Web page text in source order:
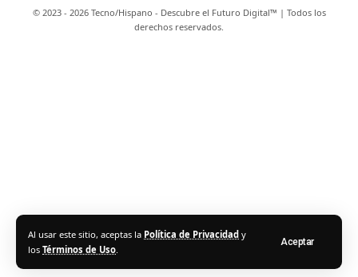
Al usar este sitio, aceptas la Política de Privacidad y
los Términos de Uso.
Aceptar
© 2023 - 2026 Tecno/Hispano - Descubre el Futuro Digital™ | Todos los
derechos reservados.